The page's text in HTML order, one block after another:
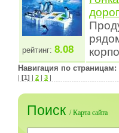
рейтинг: 8.08
Навигация по страницам:
| [1] | 2 | 3 |
Поиск /Карта сайта